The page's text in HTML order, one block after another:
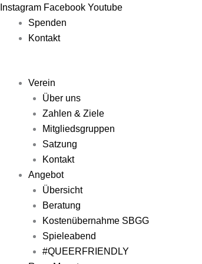
Zum
Inhalt
springen
Instagram Facebook Youtube
Main
Menu
Spenden
Kontakt
Main
Menu
Verein
Über uns
Zahlen & Ziele
Mitgliedsgruppen
Satzung
Kontakt
Angebot
Übersicht
Beratung
Kostenübernahme SBGG
Spieleabend
#QUEERFRIENDLY
Main
Menu
Main
Menu
Main
Menu